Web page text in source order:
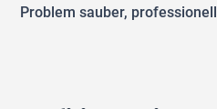
Problem sauber,